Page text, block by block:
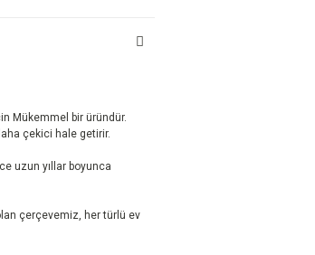
Mükemmel bir üründür.
çekici hale getirir.
uzun yıllar boyunca
çerçevemiz, her türlü ev